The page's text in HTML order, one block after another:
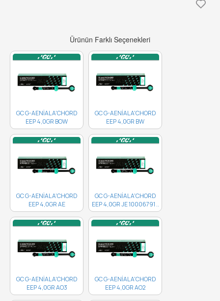
Ürünün Farklı Seçenekleri
GC G-AENİAL A'CHORD
EEP 4,0GR BOW
10006790 ..
GC G-AENİAL A'CHORD
EEP 4,0GR BW
10006786..
GC G-AENİAL A'CHORD
EEP 4,0GR AE
10006792..
GC G-AENİAL A'CHORD
EEP 4,0GR JE 10006791 ..
GC G-AENİAL A'CHORD
EEP 4,0GR AO3
10006789 ..
GC G-AENİAL A'CHORD
EEP 4,0GR AO2
10006788 ..